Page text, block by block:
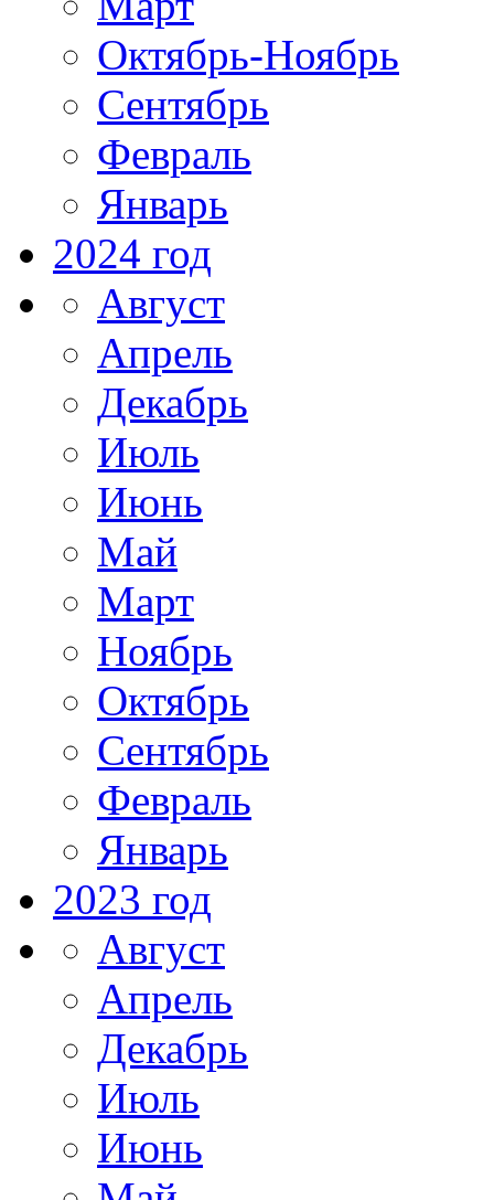
Октябрь-Ноябрь
Сентябрь
Февраль
Январь
2024 год
Август
Апрель
Декабрь
Июль
Июнь
Май
Март
Ноябрь
Октябрь
Сентябрь
Февраль
Январь
2023 год
Август
Апрель
Декабрь
Июль
Июнь